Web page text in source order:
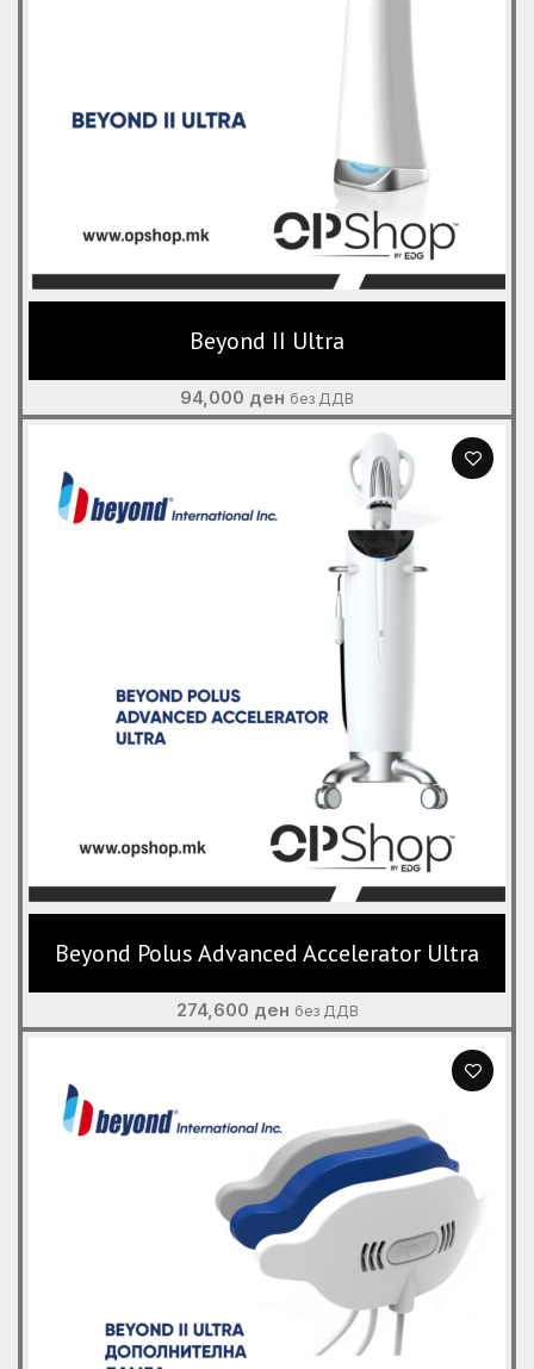
Beyond II Ultra
94,000 ден без ДДВ
Beyond Polus Advanced Accelerator Ultra
274,600 ден без ДДВ